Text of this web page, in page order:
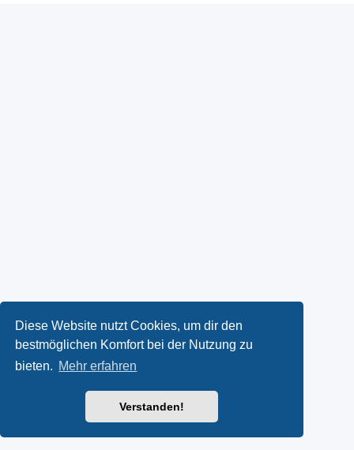
Diese Website nutzt Cookies, um dir den
bestmöglichen Komfort bei der Nutzung zu
bieten. Mehr erfahren
Verstanden!